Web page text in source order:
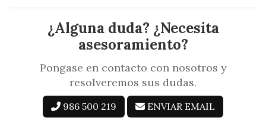
¿Alguna duda? ¿Necesita
asesoramiento?
Pongase en contacto con nosotros y
resolveremos sus dudas.
986 500 219 ENVIAR EMAIL